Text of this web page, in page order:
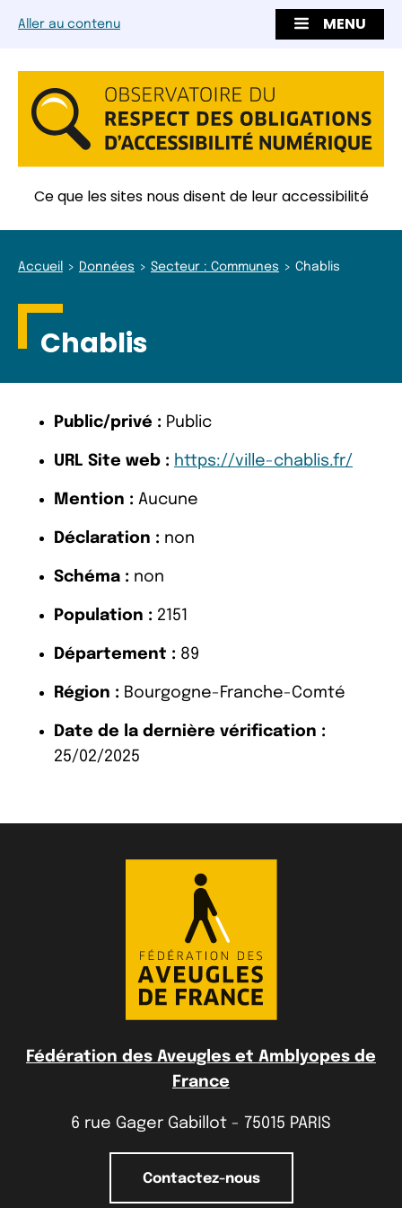
Aller au contenu MENU
Ce que les sites nous disent de leur accessibilité
Accueil Données Secteur : Communes Chablis
Chablis
Public/privé : Public
URL Site web : https://ville-chablis.fr/
Mention : Aucune
Déclaration : non
Schéma : non
Population : 2151
Département : 89
Région : Bourgogne-Franche-Comté
Date de la dernière vérification :
25/02/2025
Fédération des Aveugles et Amblyopes de
France
6 rue Gager Gabillot - 75015 PARIS
Contactez-nous